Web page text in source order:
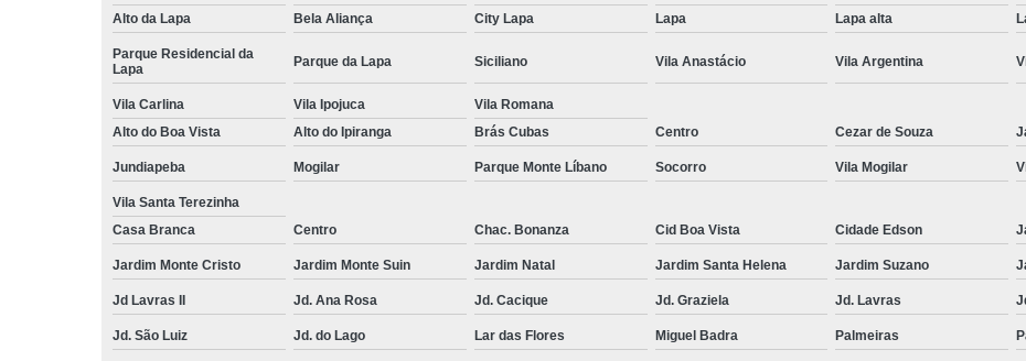
Tricologia do Cabelo Mogi das
Tricologia dos Fios
Tricologia e
Médico Tricologista
Medico de
Tricologista Crescimento de Cabelo
Tricologista para Queda de Cabelo
Alto da Lapa
Bela Aliança City Lapa Lapa Lapa alta
Parque Residencial da
Lapa
Parque da Lapa Siciliano Vila Anastácio Vila Argentina
Vila Carlina Vila Ipojuca
Vila Romana
Alto do Boa Vista
Alto do Ipiranga Brás Cubas Centro Cezar de Souza
Jundiapeba Mogilar Parque Monte Líbano Socorro Vila Mogilar
Vila Santa Terezinha
Casa Branca
Centro Chac. Bonanza Cid Boa Vista Cidade Edson
Jardim Monte Cristo Jardim Monte Suin Jardim Natal Jardim Santa Helena Jardim Suzano
Jd Lavras II Jd. Ana Rosa Jd. Cacique Jd. Graziela Jd. Lavras
Jd. São Luiz Jd. do Lago Lar das Flores Miguel Badra Palmeiras